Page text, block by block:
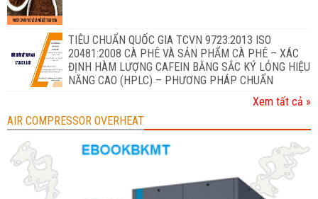
TIÊU CHUẨN QUỐC GIA TCVN 9723:2013 ISO
20481:2008 CÀ PHÊ VÀ SẢN PHẨM CÀ PHÊ – XÁC
ĐỊNH HÀM LƯỢNG CAFEIN BẰNG SẮC KÝ LỎNG HIỆU
NĂNG CAO (HPLC) – PHƯƠNG PHÁP CHUẨN
Xem tất cả »
AIR COMPRESSOR OVERHEAT